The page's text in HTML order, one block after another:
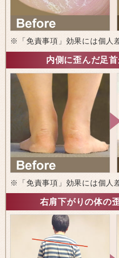
※「免責事項」効果には個人
内側に歪んだ足首
※「免責事項」効果には個人
右肩下がりの体の